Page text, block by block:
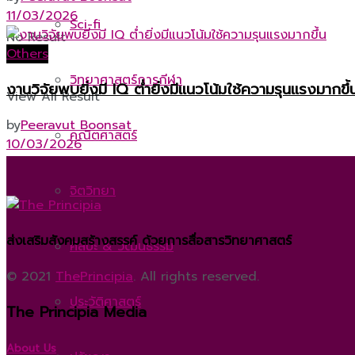
No Result
View All Result
Sci-fi
วิทยาศาสตร์การกีฬา
คณิตศาสตร์
จิตวิทยา
ศิลปะ & วัฒนธรรม
ประวัติศาสตร์
11/03/2026
Others
งานวิจัยพบยิ่งมี IQ ต่ำยิ่งมีแนวโน้มใช้ความรุนแรงมากขึ้
byPeeravut Boonsat
10/03/2026
ส่งเสริมสังคมสร้างสรรค์ ด้วยการสื่อสารวิทยาศาสตร์
© 2021 ThePrincipia. All rights reserved.
The Principia Media
About Us